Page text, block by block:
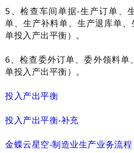
5、检查车间单据-生产订单、
单、生产补料单、生产退库单
单投入产出平衡）。
6、检查委外订单、委外领料单
单投入产出平衡）。
投入产出平衡
投入产出平衡-补充
金蝶云星空-制造业生产业务流程